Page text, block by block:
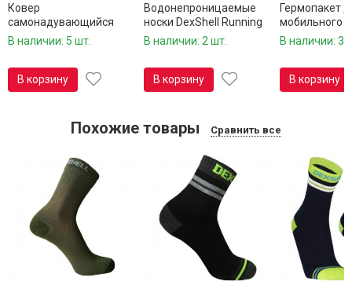
Ковер
самонадувающийся
Tramp
В наличии: 5 шт.
В корзину
Водонепроницаемые
носки DexShell Running
Lite с красными
В наличии: 2 шт.
В корзину
Гермопакет
мобильного
Tramp TRA-
В наличии: 3
В корзину
Похожие товары Сравнить все